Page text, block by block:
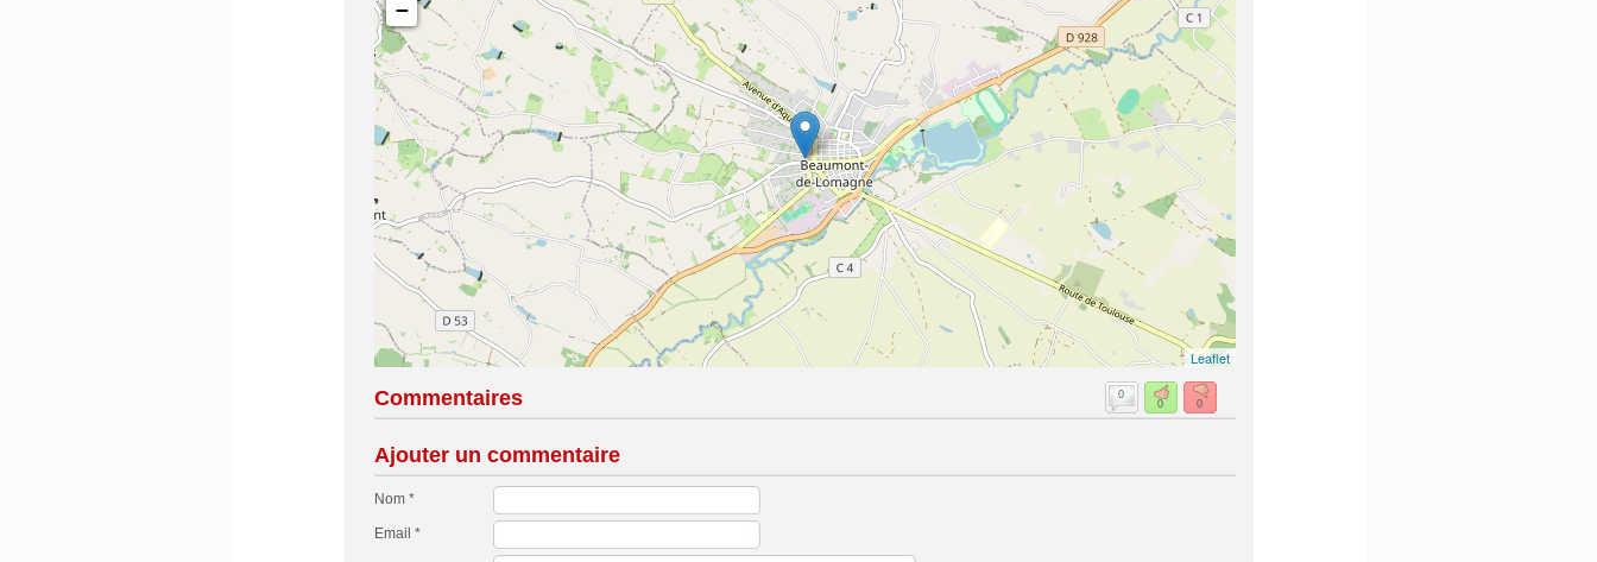
−
Leaflet
Commentaires
0
0
0
Ajouter un commentaire
Nom *
Email *